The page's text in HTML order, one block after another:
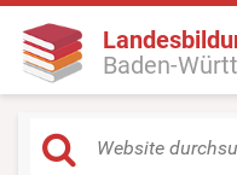
Baden-